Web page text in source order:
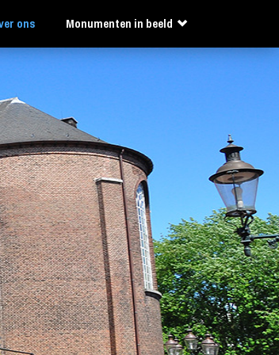
ons Monumenten in beeld